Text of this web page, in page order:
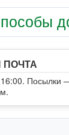
Посылки